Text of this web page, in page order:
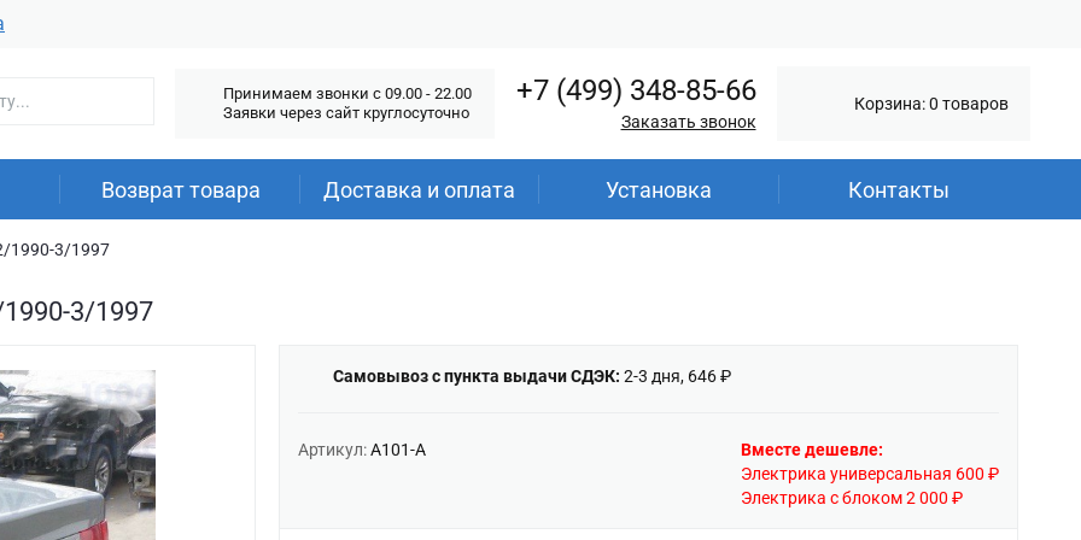
Принимаем звонки c 09.00 - 22.00
Заявки через сайт круглосуточно
+7 (499) 348-85-66
Заказать звонок
Корзина: 0 товаров
Возврат товара Доставка и оплата Установка Контакты
1990-3/1997
3/1997
Самовывоз с пункта выдачи СДЭК: 2-3 дня, 646 ₽
Артикул:A101-A
Вместе дешевле:
Электрика универсальная 600 ₽
Электрика с блоком 2 000 ₽